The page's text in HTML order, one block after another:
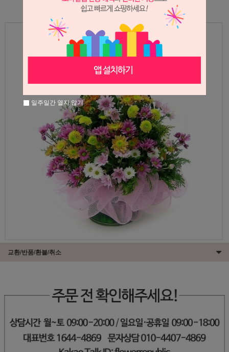
교환/반품/환불/취소
일주일간 열지 않기